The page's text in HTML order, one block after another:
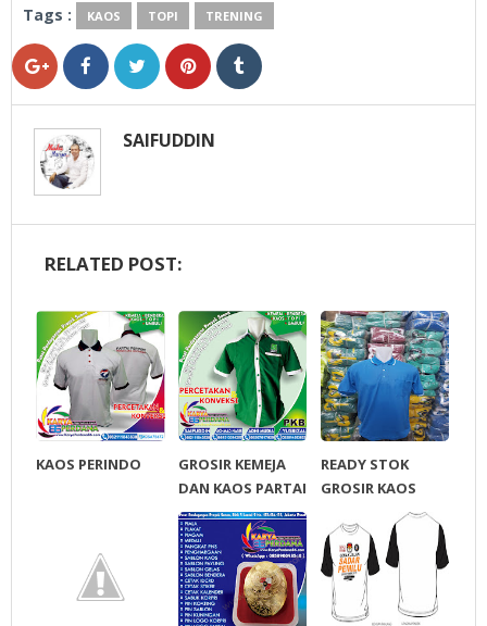
Tags : KAOS TOPI TRENING
SAIFUDDIN
RELATED POST:
KAOS PERINDO
GROSIR KEMEJA
DAN KAOS PARTAI
PKB, PKPI, PPP,
PBB, AMSOR
READY STOK
GROSIR KAOS
PARTAI MURAH
LACOSTE SEMUA
PARTAI